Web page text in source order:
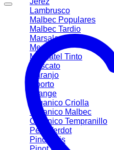
Lambrusco
Malbec
Malbec Tardio
Marsala
Merlot
Moscatel Tinto
Moscato
Naranjo
Oporto
Orange
Organico Criolla
Organico Malbec
Organico Tempranillo
Petit Verdot
Pinot Gris